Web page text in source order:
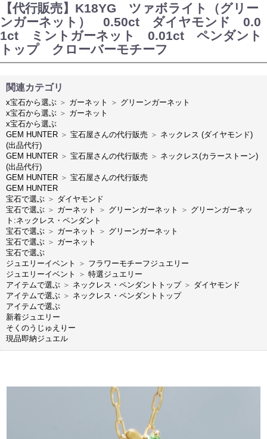
【代行販売】K18YG ツァボライト（グリー
ンガーネット） 0.50ct ダイヤモンド 0.0
1ct ミントガーネット 0.01ct ペンダント
トップ クローバーモチーフ
関連カテゴリ
x宝石から選ぶ ＞ ガーネット ＞ グリーンガーネット
x宝石から選ぶ ＞ ガーネット
x宝石から選ぶ
GEM HUNTER ＞ 宝石屋さんの代行販売 ＞ ネックレス (ダイヤモンド)
(出品代行)
GEM HUNTER ＞ 宝石屋さんの代行販売 ＞ ネックレス(カラーストーン)
(出品代行)
GEM HUNTER ＞ 宝石屋さんの代行販売
GEM HUNTER
宝石で選ぶ ＞ ダイヤモンド
宝石で選ぶ ＞ ガーネット ＞ グリーンガーネット ＞ グリーンガーネッ
ト:ネックレス・ペンダント
宝石で選ぶ ＞ ガーネット ＞ グリーンガーネット
宝石で選ぶ ＞ ガーネット
宝石で選ぶ
ジュエリーイベント
＞ フラワーモチーフジュエリー
ジュエリーイベント
＞ 特選ジュエリー
アイテムで選ぶ ＞ ネックレス・ペンダントトップ ＞ ダイヤモンド
アイテムで選ぶ ＞ ネックレス・ペンダントトップ
アイテムで選ぶ
新着ジュエリー
そくのうじゅえりー
現品即納ジュエル